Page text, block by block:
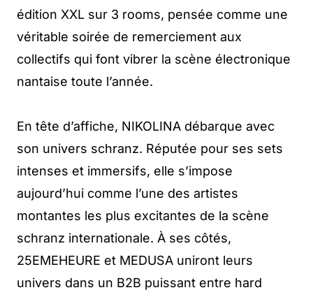
édition XXL sur 3 rooms, pensée comme une
véritable soirée de remerciement aux
collectifs qui font vibrer la scène électronique
nantaise toute l’année.
En tête d’affiche, NIKOLINA débarque avec
son univers schranz. Réputée pour ses sets
intenses et immersifs, elle s’impose
aujourd’hui comme l’une des artistes
montantes les plus excitantes de la scène
schranz internationale. À ses côtés,
25EMEHEURE et MEDUSA uniront leurs
univers dans un B2B puissant entre hard